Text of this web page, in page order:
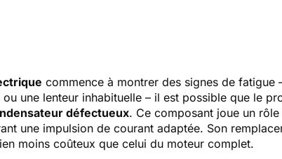
commence à montrer des signes de fatigue
une lenteur inhabituelle – il est possible que le
défectueux. Ce composant joue un
une impulsion de courant adaptée. Son
moins coûteux que celui du moteur complet.